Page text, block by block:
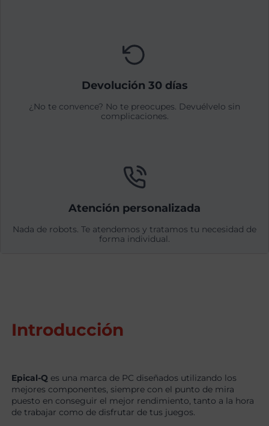
Devolución 30 días
¿No te convence? No te preocupes. Devuélvelo sin
complicaciones.
Atención personalizada
Nada de robots. Te atendemos y tratamos tu necesidad de
forma individual.
Introducción
Epical-Q es una marca de PC diseñados utilizando los
mejores componentes, siempre con el punto de mira
puesto en conseguir el mejor rendimiento, tanto a la hora
de trabajar como de disfrutar de tus juegos.